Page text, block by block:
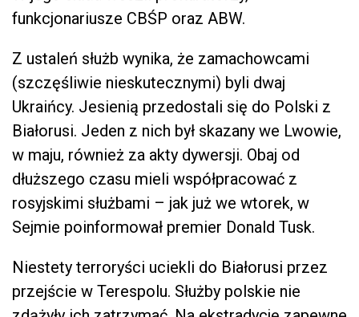
funkcjonariusze CBŚP oraz ABW.
Z ustaleń służb wynika, że zamachowcami
(szczęśliwie nieskutecznymi) byli dwaj
Ukraińcy. Jesienią przedostali się do Polski z
Białorusi. Jeden z nich był skazany we Lwowie,
w maju, również za akty dywersji. Obaj od
dłuższego czasu mieli współpracować z
rosyjskimi służbami – jak już we wtorek, w
Sejmie poinformował premier Donald Tusk.
Niestety terroryści uciekli do Białorusi przez
przejście w Terespolu. Służby polskie nie